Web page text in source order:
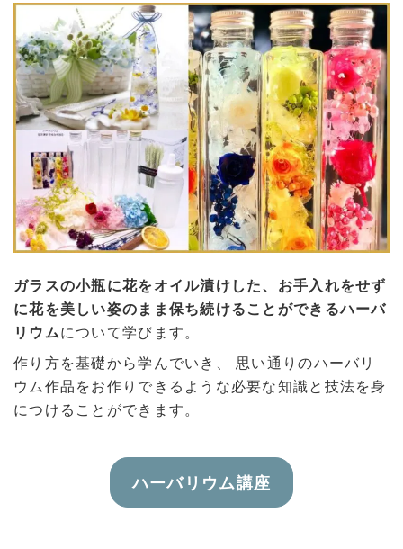
ガラスの小瓶に花をオイル漬けした、お手入れをせず
に花を美しい姿のまま保ち続けることができるハーバ
リウムについて学びます。
作り方を基礎から学んでいき、 思い通りのハーバリ
ウム作品をお作りできるような必要な知識と技法を身
につけることができます。
ハーバリウム講座